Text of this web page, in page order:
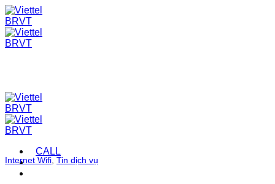
Skip
to
content
CALL
Internet Wifi Tin dịch vụ